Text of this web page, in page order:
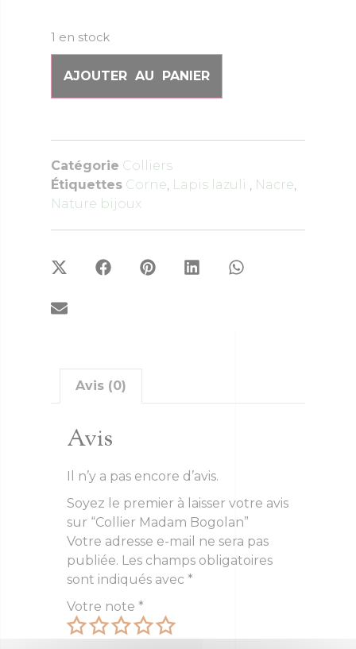
1 en stock
AJOUTER AU PANIER
Catégorie Colliers
Étiquettes Corne, Lapis lazuli , Nacre,
Nature bijoux
Avis (0)
Avis
Il n’y a pas encore d’avis.
Soyez le premier à laisser votre avis
sur “Collier Madam Bogolan”
Votre adresse e-mail ne sera pas
publiée. Les champs obligatoires
sont indiqués avec *
Votre note *